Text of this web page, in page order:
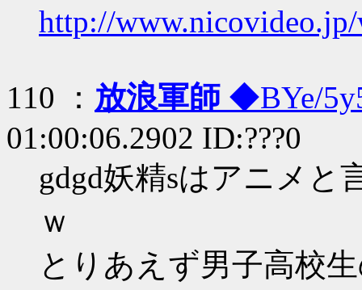
http://
110 ： 放浪軍師 ◆BYe/
01:00:06.2902 ID:???0
gdgd妖精sはアニメと
ｗ
とりあえず男子高校